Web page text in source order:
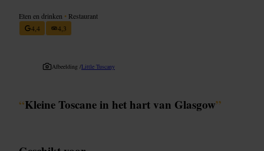
Eten en drinken • Restaurant
4,4
4,3
Afbeelding /Little Tuscany
“Kleine Toscane in het hart van Glasgow”